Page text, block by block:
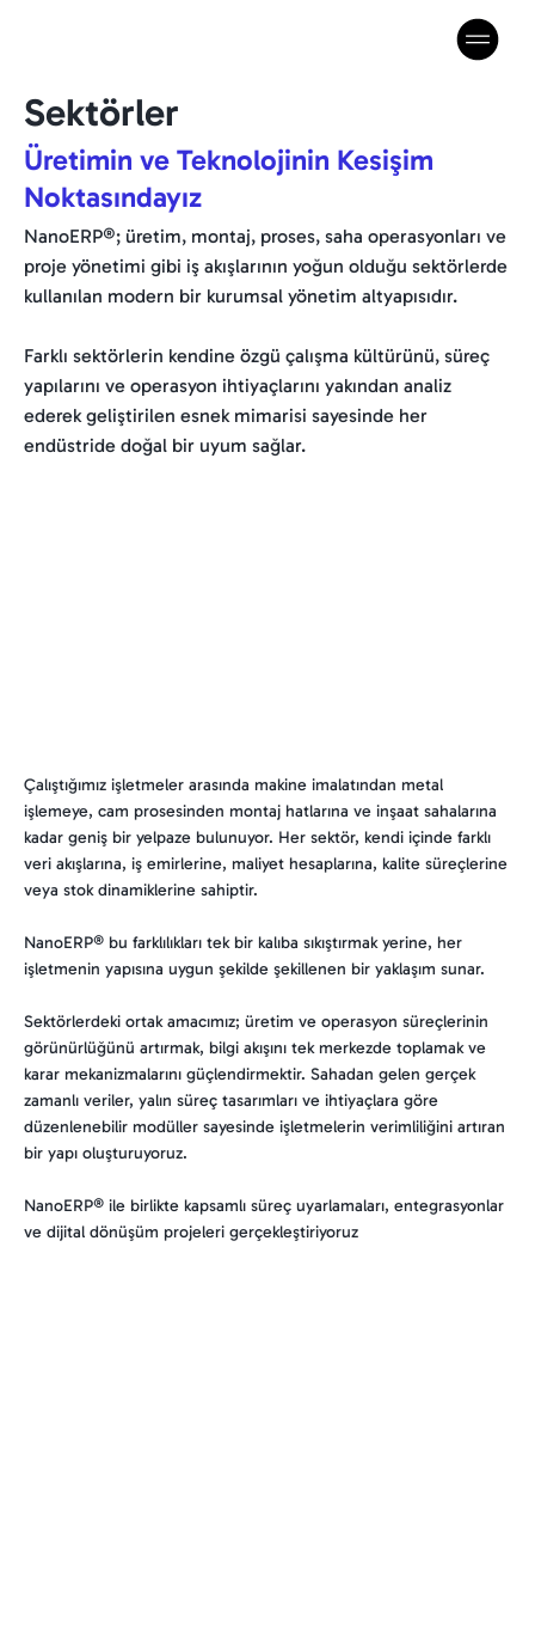
Sektörler
Üretimin ve Teknolojinin Kesişim
Noktasındayız
NanoERP®; üretim, montaj, proses, saha operasyonları ve
proje yönetimi gibi iş akışlarının yoğun olduğu sektörlerde
kullanılan modern bir kurumsal yönetim altyapısıdır.
Farklı sektörlerin kendine özgü çalışma kültürünü, süreç
yapılarını ve operasyon ihtiyaçlarını yakından analiz
ederek geliştirilen esnek mimarisi sayesinde her
endüstride doğal bir uyum sağlar.
Çalıştığımız işletmeler arasında makine imalatından metal
işlemeye, cam prosesinden montaj hatlarına ve inşaat sahalarına
kadar geniş bir yelpaze bulunuyor. Her sektör, kendi içinde farklı
veri akışlarına, iş emirlerine, maliyet hesaplarına, kalite süreçlerine
veya stok dinamiklerine sahiptir.
NanoERP® bu farklılıkları tek bir kalıba sıkıştırmak yerine, her
işletmenin yapısına uygun şekilde şekillenen bir yaklaşım sunar.
Sektörlerdeki ortak amacımız; üretim ve operasyon süreçlerinin
görünürlüğünü artırmak, bilgi akışını tek merkezde toplamak ve
karar mekanizmalarını güçlendirmektir. Sahadan gelen gerçek
zamanlı veriler, yalın süreç tasarımları ve ihtiyaçlara göre
düzenlenebilir modüller sayesinde işletmelerin verimliliğini artıran
bir yapı oluşturuyoruz.
NanoERP® ile birlikte kapsamlı süreç uyarlamaları, entegrasyonlar
ve dijital dönüşüm projeleri gerçekleştiriyoruz